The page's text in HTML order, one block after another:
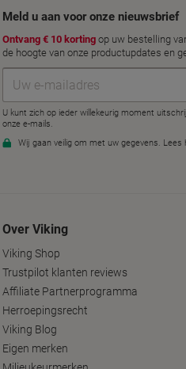
Over Viking
Viking Shop
Trustpilot klanten reviews
Affiliate Partnerprogramma
Herroepingsrecht
Viking Blog
Eigen merken